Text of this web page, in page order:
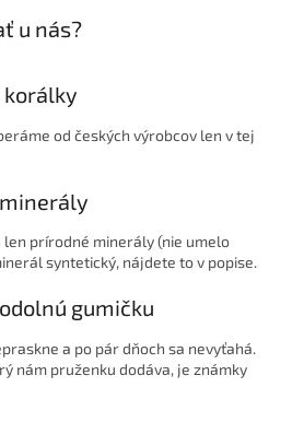
u nás?
korálky
od českých výrobcov len v tej
prírodné minerály (nie umelo
syntetický, nájdete to v popise.
gumičku
a po pár dňoch sa nevyťahá.
nám pruženku dodáva, je známky